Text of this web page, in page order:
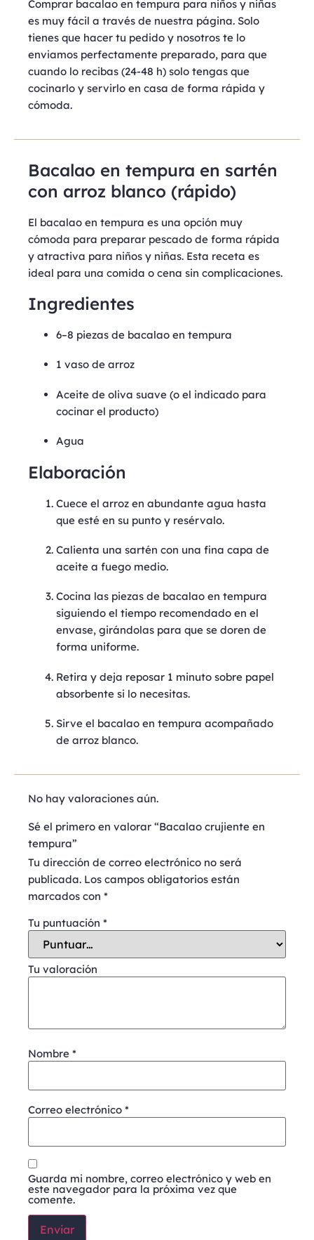
Comprar bacalao en tempura para niños y niñas
es muy fácil a través de nuestra página. Solo
tienes que hacer tu pedido y nosotros te lo
enviamos perfectamente preparado, para que
cuando lo recibas (24-48 h) solo tengas que
cocinarlo y servirlo en casa de forma rápida y
cómoda.
Bacalao en tempura en sartén
con arroz blanco (rápido)
El bacalao en tempura es una opción muy
cómoda para preparar pescado de forma rápida
y atractiva para niños y niñas. Esta receta es
ideal para una comida o cena sin complicaciones.
Ingredientes
6–8 piezas de bacalao en tempura
1 vaso de arroz
Aceite de oliva suave (o el indicado para
cocinar el producto)
Agua
Elaboración
Cuece el arroz en abundante agua hasta
que esté en su punto y resérvalo.
Calienta una sartén con una fina capa de
aceite a fuego medio.
Cocina las piezas de bacalao en tempura
siguiendo el tiempo recomendado en el
envase, girándolas para que se doren de
forma uniforme.
Retira y deja reposar 1 minuto sobre papel
absorbente si lo necesitas.
Sirve el bacalao en tempura acompañado
de arroz blanco.
No hay valoraciones aún.
Sé el primero en valorar “Bacalao crujiente en
tempura”
Tu dirección de correo electrónico no será
publicada. Los campos obligatorios están
marcados con *
Tu puntuación *
Tu valoración
Nombre *
Correo electrónico *
Guarda mi nombre, correo electrónico y web en
este navegador para la próxima vez que
comente.